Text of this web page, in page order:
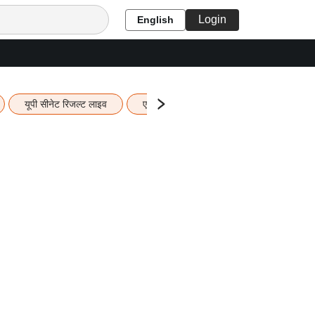
English Login
यूपी सीनेट रिजल्ट लाइव एचबीएसई 12वीं का रिजल्ट लाइव